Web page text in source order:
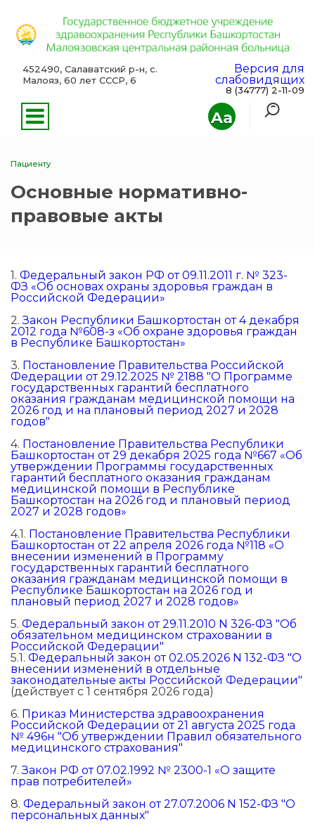
Aa
452490, Салаватский р-н, с.
Малояз, 60 лет СССР, 6
Версия для
слабовидящих
8 (34777) 2-11-09
Пациенту
Основные нормативно-
правовые акты
1. Федеральный закон РФ от 09.11.2011 г. № 323-
ФЗ «Об основах охраны здоровья граждан в
Российской Федерации»
2.Закон Республики Башкортостан от 4 декабря
2012 года №608-з «Об охране здоровья граждан
в Республике Башкортостан»
3. Постановление Правительства Российской
Федерации от 29.12.2025 № 2188 "О Программе
государственных гарантий бесплатного
оказания гражданам медицинской помощи на
2026 год и на плановый период 2027 и 2028
годов"
4. Постановление Правительства Республики
Башкортостан от 29 декабря 2025 года №667 «Об
утверждении Программы государственных
гарантий бесплатного оказания гражданам
медицинской помощи в Республике
Башкортостан на 2026 год и плановый период
2027 и 2028 годов»
4.1. Постановление Правительства Республики
Башкортостан от 22 апреля 2026 года №118 «О
внесении изменений в Программу
государственных гарантий бесплатного
оказания гражданам медицинской помощи в
Республике Башкортостан на 2026 год и
плановый период 2027 и 2028 годов»
5. Федеральный закон от 29.11.2010 N 326-ФЗ "Об
обязательном медицинском страховании в
Российской Федерации"
5.1. Федеральный закон от 02.05.2026 N 132-ФЗ "О
внесении изменений в отдельные
законодательные акты Российской Федерации"
(действует с 1 сентября 2026 года)
6. Приказ Министерства здравоохранения
Российской Федерации от 21 августа 2025 года
№ 496н "Об утверждении Правил обязательного
медицинского страхования"
7.Закон РФ от 07.02.1992 № 2300-1 «О защите
прав потребителей»
8. Федеральный закон от 27.07.2006 N 152-ФЗ "О
персональных данных"